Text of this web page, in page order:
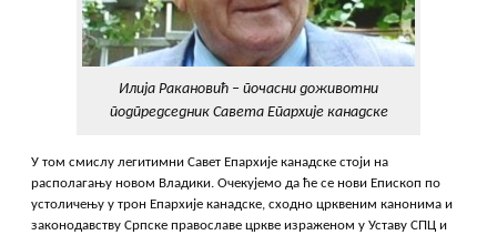
Илија Ракановић – почасни доживотни
подпредседник Савета Епархије канадске
У том смислу легитимни Савет Епархије канадске стоји на
располагању новом Владики. Очекујемо да ће се нови Епископ по
устоличењу у трон Епархије канадске, сходно црквеним канонима и
законодавству Српске православе цркве израженом у Уставу СПЦ и